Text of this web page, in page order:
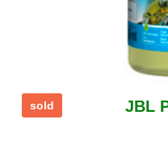
sold JBL